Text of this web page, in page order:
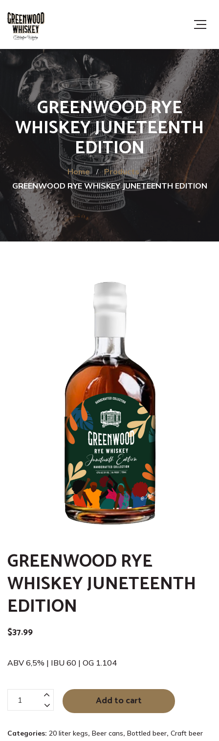
GREENWOOD RYE
WHISKEY JUNETEENTH
EDITION
Home
Products
GREENWOOD RYE WHISKEY JUNETEENTH EDITION
GREENWOOD RYE
WHISKEY JUNETEENTH
EDITION
$37.99
ABV 6,5% | IBU 60 | OG 1.104
GREENWOOD
RYE
JUNETEENTH
Add to cart
Categories: 20 liter kegs, Beer cans, Bottled beer, Craft beer